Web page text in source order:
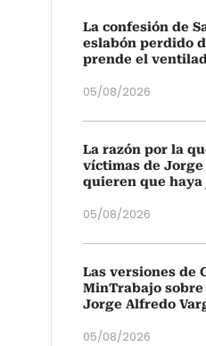
La confesión de
eslabón perdido
prende el
05/08/2026
La razón por la
víctimas de
quieren que
05/08/2026
Las versiones de
MinTrabajo
Jorge Alfredo
05/08/2026